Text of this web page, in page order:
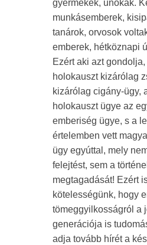
gyermekek, unokák.
munkásemberek,
tanárok, orvosok
emberek, hétköznapi
Ezért aki azt
holokauszt kizárólag
kizárólag cigány-ügy,
holokauszt ügye az
emberiség ügye, s a
értelemben vett
ügy egyúttal, mely
felejtést, sem a
megtagadását! Ezért
kötelességünk, hogy
tömeggyilkosságról a
generációja is
adja tovább hírét a